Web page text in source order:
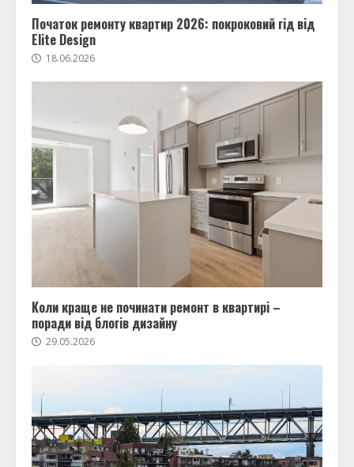
Початок ремонту квартир 2026: покроковий гід від
Elite Design
18.06.2026
Коли краще не починати ремонт в квартирі –
поради від блогів дизайну
29.05.2026